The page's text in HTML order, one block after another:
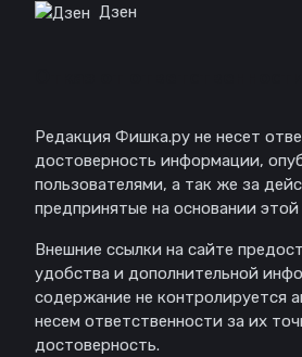
Дзен
Редакция Фишка.ру не несет
достоверность информации,
пользователями, а так же за
предпринятые на основании
Внешние ссылки на сайте
удобства и дополнительной
содержание не контролируется
несем ответственности за их
достоверность.